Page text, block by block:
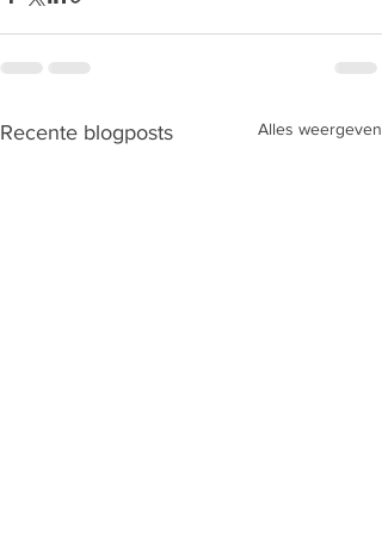
Recente blogposts Alles weergeven